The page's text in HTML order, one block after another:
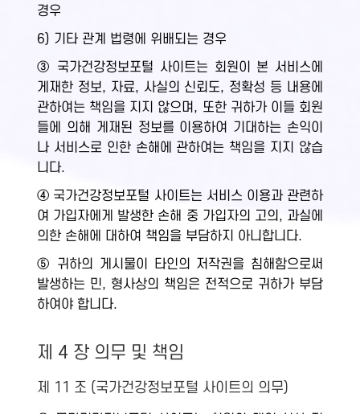
경우
6) 기타 관계 법령에 위배되는 경우
③ 국가건강정보포털 사이트는 회원이 본 서비스에
게재한 정보, 자료, 사실의 신뢰도, 정확성 등 내용에
관하여는 책임을 지지 않으며, 또한 귀하가 이들 회원
들에 의해 게재된 정보를 이용하여 기대하는 손익이
나 서비스로 인한 손해에 관하여는 책임을 지지 않습
니다.
④ 국가건강정보포털 사이트는 서비스 이용과 관련하
여 가입자에게 발생한 손해 중 가입자의 고의, 과실에
의한 손해에 대하여 책임을 부담하지 아니합니다.
⑤ 귀하의 게시물이 타인의 저작권을 침해함으로써
발생하는 민, 형사상의 책임은 전적으로 귀하가 부담
하여야 합니다.
제 4 장 의무 및 책임
제 11 조 (국가건강정보포털 사이트의 의무)